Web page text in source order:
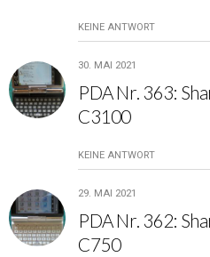
KEINE ANTWORT
30. MAI 2021
PDA Nr. 363:
C3100
KEINE ANTWORT
29. MAI 2021
PDA Nr. 362:
C750